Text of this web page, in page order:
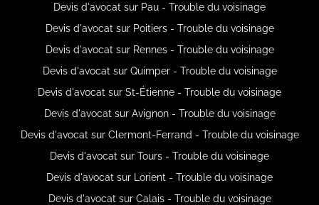
Devis d'avocat sur Pau - Trouble du voisinage
Devis d'avocat sur Poitiers - Trouble du voisinage
Devis d'avocat sur Rennes - Trouble du voisinage
Devis d'avocat sur Quimper - Trouble du voisinage
Devis d'avocat sur St-Étienne - Trouble du voisinage
Devis d'avocat sur Avignon - Trouble du voisinage
Devis d'avocat sur Clermont-Ferrand - Trouble du voisinage
Devis d'avocat sur Tours - Trouble du voisinage
Devis d'avocat sur Lorient - Trouble du voisinage
Devis d'avocat sur Calais - Trouble du voisinage